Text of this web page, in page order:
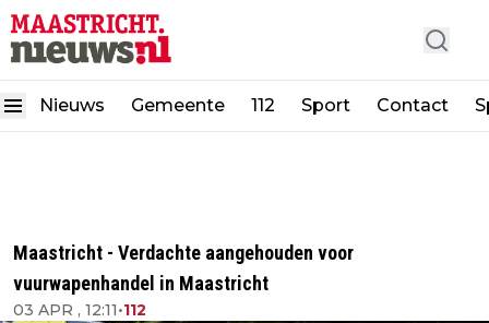
Nieuws Gemeente 112 Sport Contact
Maastricht - Verdachte aangehouden voor
vuurwapenhandel in Maastricht
03 APR , 12:11•112